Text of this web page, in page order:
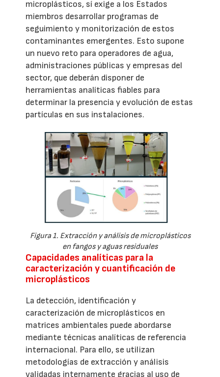
microplásticos, sí exige a los Estados
miembros desarrollar programas de
seguimiento y monitorización de estos
contaminantes emergentes. Esto supone
un nuevo reto para operadores de agua,
administraciones públicas y empresas del
sector, que deberán disponer de
herramientas analíticas fiables para
determinar la presencia y evolución de estas
partículas en sus instalaciones.
Figura 1. Extracción y análisis de microplásticos
en fangos y aguas residuales
Capacidades analíticas para la
caracterización y cuantificación de
microplásticos
La detección, identificación y
caracterización de microplásticos en
matrices ambientales puede abordarse
mediante técnicas analíticas de referencia
internacional. Para ello, se utilizan
metodologías de extracción y análisis
validadas internamente gracias al uso de